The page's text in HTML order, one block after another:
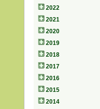
2022
2021
2020
2019
2018
2017
2016
2015
2014